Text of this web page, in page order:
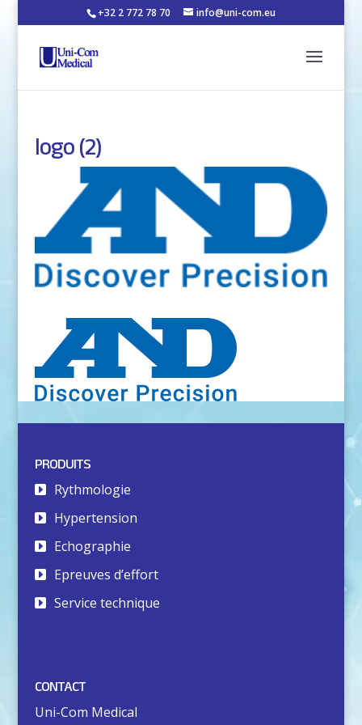
+32 2 772 78 70 info@uni-com.eu
logo (2)
PRODUITS
Rythmologie
Hypertension
Echographie
Epreuves d’effort
Service technique
CONTACT
Uni-Com Medical